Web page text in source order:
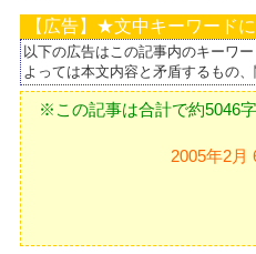
【広告】★文中キーワード
以下の広告はこの記事内のキーワ
よっては本文内容と矛盾するもの
※この記事は合計で約5046
2005年2月